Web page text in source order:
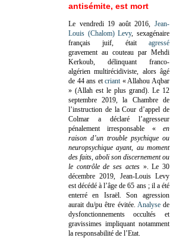
antisémite, est mort
Le vendredi 19 août 2016, Jean-
Louis (Chalom) Levy, sexagénaire
français juif, était agressé
gravement au couteau par Mehdi
Kerkoub, délinquant franco-
algérien multirécidiviste, alors âgé
de 44 ans etcriant « Allahou Aqbar
» (Allah est le plus grand). Le 12
septembre 2019, la Chambre de
l’instruction de la Cour d’appel de
Colmar a déclaré l’agresseur
pénalement irresponsable «en
raison d’un trouble psychique ou
neuropsychique ayant, au moment
des faits, aboli son discernement ou
le contrôle de ses actes». Le 30
décembre 2019, Jean-Louis Levy
est décédé à l’âge de 65 ans ; il a été
enterré en Israël. Son agression
aurait du/pu être évitée. Analysede
dysfonctionnements occultés et
gravissimes impliquant notamment
la responsabilité de l’Etat.